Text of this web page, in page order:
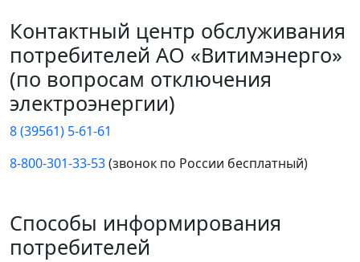
Контактный центр обслуживания
потребителей АО «Витимэнерго»
(по вопросам отключения
электроэнергии)
8 (39561) 5-61-61
8-800-301-33-53(звонок по России бесплатный)
Способы информирования
потребителей